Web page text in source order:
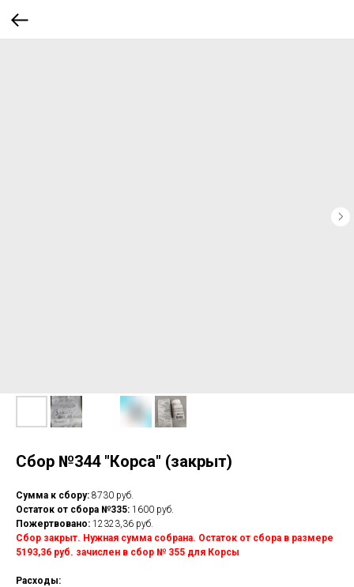
Сбор №344 "Корса" (закрыт)
Сумма к сбору: 8730 руб.
Остаток от сбора №335: 1600 руб.
Пожертвовано: 12323,36 руб.
Сбор закрыт. Нужная сумма собрана. Остаток от сбора в размере
5193,36 руб. зачислен в сбор № 355 для Корсы
Расходы: